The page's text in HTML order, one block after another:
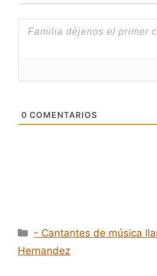
0 COMENTARIOS
Categorías
- Cantantes de música
Hernandez